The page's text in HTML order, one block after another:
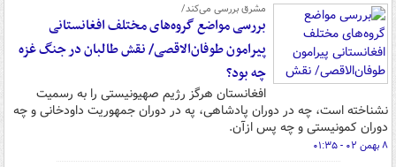
مشرق بررسی می‌کند/
بررسی مواضع گروه‌های مختلف افغانستانی
پیرامون طوفان‌الاقصی/ نقش طالبان در جنگ غزه
چه بود؟
افغانستان هرگز رژیم صهیونیستی را به رسمیت
نشناخته است، چه در دوران پادشاهی، په در دوران جمهوریت داودخانی و چه
دوران کمونیستی و چه پس ازآن.
۸ بهمن ۰۲ - ۰۱:۳۵